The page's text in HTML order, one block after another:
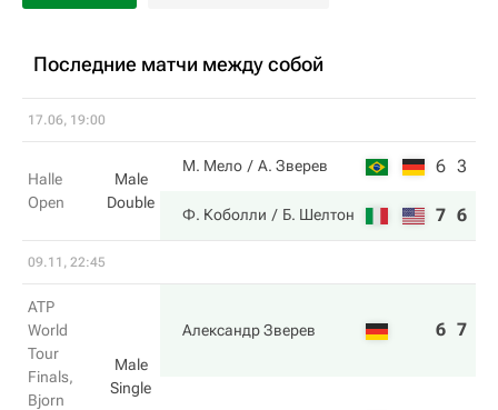
Последние матчи между собой
17.06, 19:00
Halle
Open
Male
Double
М. Мело А. Зверев 6 3
Ф. Коболли Б. Шелтон 7 6
09.11, 22:45
ATP
World
Tour
Finals,
Bjorn
Male
Single
Александр Зверев 6 7